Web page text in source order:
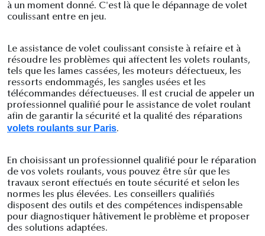
à un moment donné. C'est là que le dépannage de volet
coulissant entre en jeu.
Le assistance de volet coulissant consiste à refaire et à
résoudre les problèmes qui affectent les volets roulants,
tels que les lames cassées, les moteurs défectueux, les
ressorts endommagés, les sangles usées et les
télécommandes défectueuses. Il est crucial de appeler un
professionnel qualifié pour le assistance de volet roulant
afin de garantir la sécurité et la qualité des réparations
volets roulants sur Paris.
En choisissant un professionnel qualifié pour le réparation
de vos volets roulants, vous pouvez être sûr que les
travaux seront effectués en toute sécurité et selon les
normes les plus élevées. Les conseillers qualifiés
disposent des outils et des compétences indispensable
pour diagnostiquer hâtivement le problème et proposer
des solutions adaptées.